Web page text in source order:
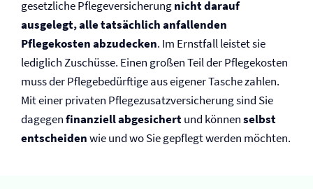
gesetzliche Pflege­versicherungnicht darauf
ausgelegt, alle tatsächlich anfallenden
Pflegekosten abzudecken. Im Ernstfall leistet sie
lediglich Zuschüsse. Einen großen Teil der Pflegekosten
muss der Pflegebedürftige aus eigener Tasche zahlen.
Mit einer privaten Pflegezusatz­versicherung sind Sie
dagegenfinanziell abgesichertund könnenselbst
entscheidenwie und wo Sie gepflegt werden möchten.